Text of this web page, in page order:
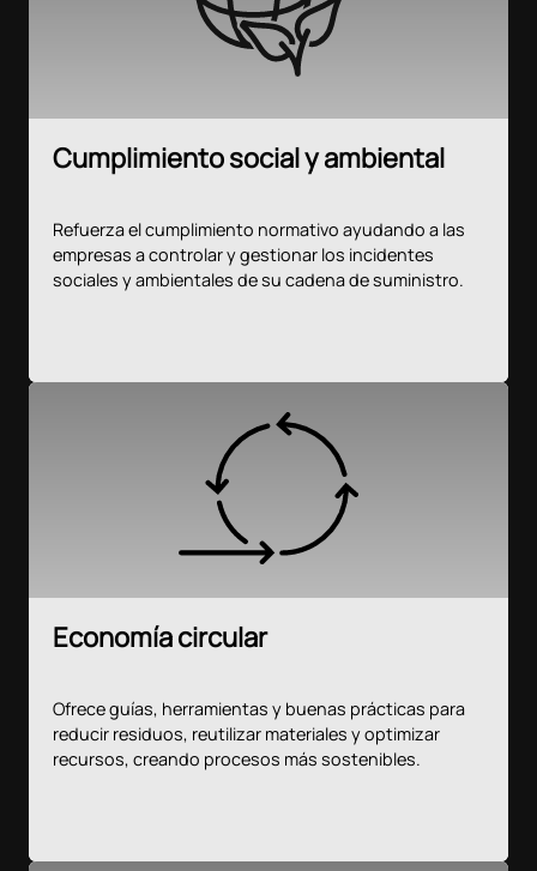
Cumplimiento social y ambiental
Refuerza el cumplimiento normativo ayudando a las
empresas a controlar y gestionar los incidentes
sociales y ambientales de su cadena de suministro.
Economía circular
Ofrece guías, herramientas y buenas prácticas para
reducir residuos, reutilizar materiales y optimizar
recursos, creando procesos más sostenibles.